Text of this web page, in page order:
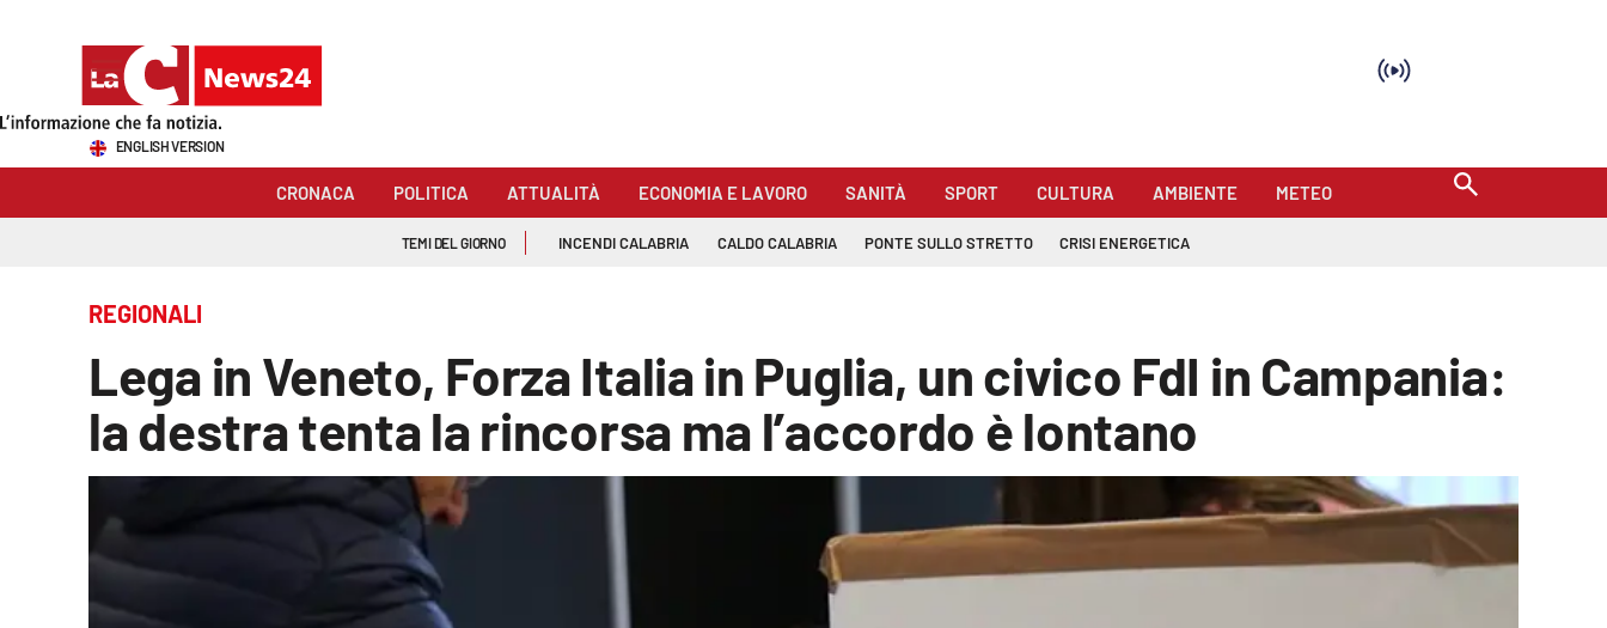
Sezioni
Economia e lavoro
ENGLISH VERSION
CRONACA POLITICA ATTUALITÀ ECONOMIA E LAVORO SANITÀ SPORT CULTURA AMBIENTE METEO
TEMI DEL GIORNO INCENDI CALABRIA CALDO CALABRIA PONTE SULLO STRETTO CRISI ENERGETICA
REGIONALI
Lega in Veneto, Forza Italia in Puglia, un civico FdI in Campania:
la destra tenta la rincorsa ma l’accordo è lontano